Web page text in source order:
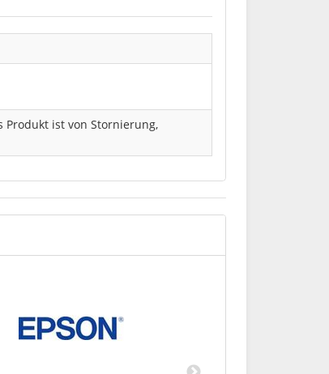
Produkt ist von Stornierung,